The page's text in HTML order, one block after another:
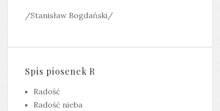
/Stanisław Bogdański/
Spis piosenek R
Radość
Radość nieba